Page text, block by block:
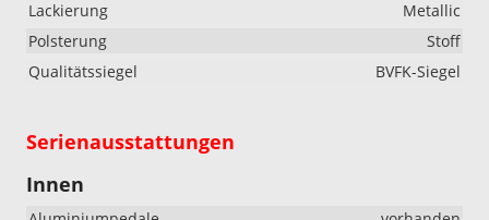
Lackierung
Metallic
Polsterung
Stoff
Qualitätssiegel
BVFK-Siegel
Serienausstattungen
Innen